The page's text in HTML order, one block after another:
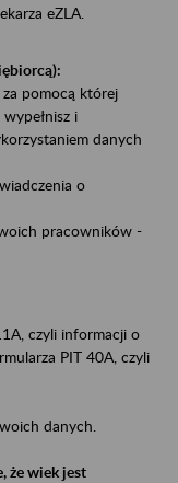
eZLA.
pomocą której
i
danych
o
pracowników -
czyli informacji o
PIT 40A, czyli
danych.
że wiek jest